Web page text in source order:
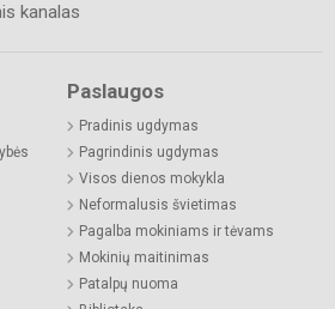
kanalas
Paslaugos
Pradinis ugdymas
Pagrindinis ugdymas
Visos dienos mokykla
Neformalusis švietimas
Pagalba mokiniams ir tėvams
Mokinių maitinimas
Patalpų nuoma